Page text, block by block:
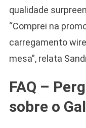
qualidade
“Comprei na
carregamento
mesa”, relata
FAQ –
sobre o